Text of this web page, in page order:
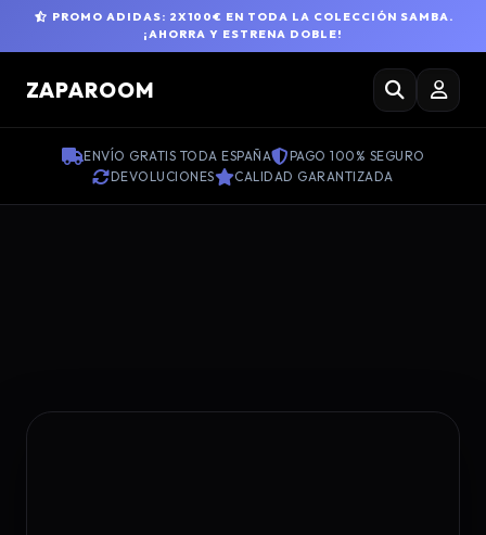
PROMO ADIDAS: 2X100€ EN TODA LA COLECCIÓN SAMBA.
¡AHORRA Y ESTRENA DOBLE!
ZAPAROOM
ENVÍO GRATIS TODA ESPAÑA
PAGO 100% SEGURO
DEVOLUCIONES
CALIDAD GARANTIZADA